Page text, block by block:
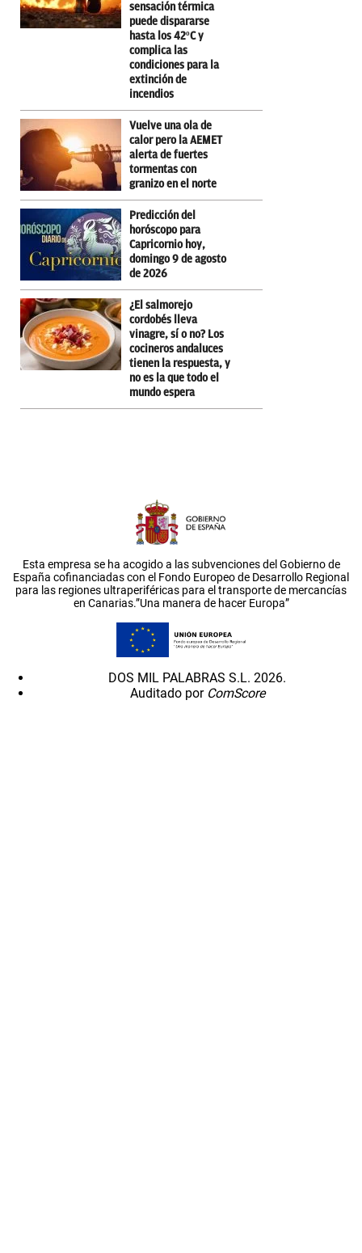
sensación térmica
puede dispararse
hasta los 42ºC y
complica las
condiciones para la
extinción de
incendios
Vuelve una ola de
calor pero la AEMET
alerta de fuertes
tormentas con
granizo en el norte
Predicción del
horóscopo para
Capricornio hoy,
domingo 9 de agosto
de 2026
¿El salmorejo
cordobés lleva
vinagre, sí o no? Los
cocineros andaluces
tienen la respuesta, y
no es la que todo el
mundo espera
Esta empresa se ha acogido a las subvenciones del Gobierno de
España cofinanciadas con el Fondo Europeo de Desarrollo Regional
para las regiones ultraperiféricas para el transporte de mercancías
en Canarias.”Una manera de hacer Europa”
DOS MIL PALABRAS S.L. 2026.
Auditado por ComScore